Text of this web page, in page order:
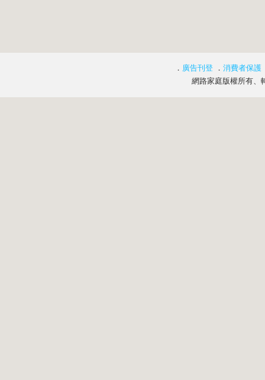
． 廣告刊登 ． 消費者保護
網路家庭版權所有、